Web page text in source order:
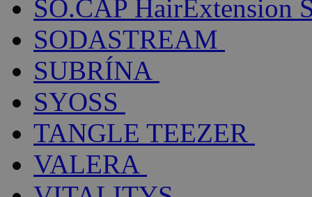
SO.CAP HairExtension
SODASTREAM
SUBRÍNA
SYOSS
TANGLE TEEZER
VALERA